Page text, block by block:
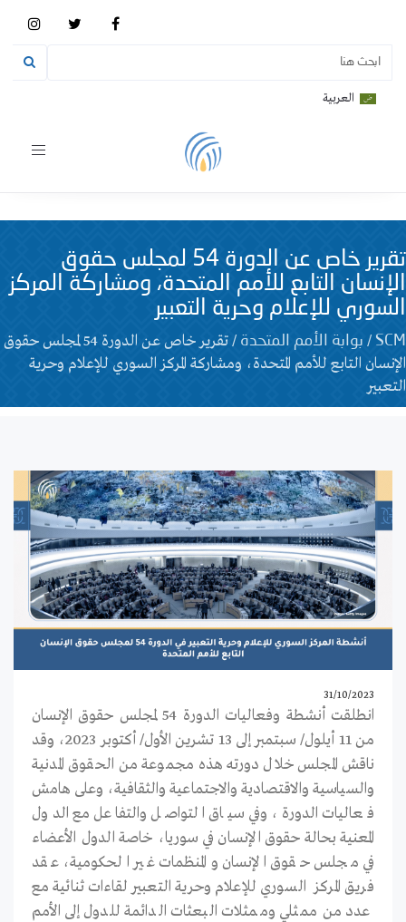
العربية
Toggle
تقرير خاص عن الدورة 54 لمجلس حقوق
الإنسان التابع للأمم المتحدة، ومشاركة المركز
السوري للإعلام وحرية التعبير
SCM
/ بوابة الأمم المتحدة /
تقرير خاص عن الدورة 54 لمجلس حقوق
الإنسان التابع للأمم المتحدة، ومشاركة المركز السوري للإعلام وحرية
التعبير
31/10/2023
انطلقت أنشطة وفعاليات الدورة 54 لمجلس حقوق الإنسان
من 11 أيلول/ سبتمبر إلى 13 تشرين الأول/ أكتوبر 2023، وقد
ناقش المجلس خلال دورته هذه مجموعة من الحقوق المدنية
والسياسية والاقتصادية والاجتماعية والثقافية، وعلى هامش
فعاليات الدورة، وفي سياق التواصل والتفاعل مع الدول
المعنية بحالة حقوق الإنسان في سوريا، خاصة الدول الأعضاء
في مجلس حقوق الإنسان والمنظمات غير الحكومية، عقد
فريق المركز السوري للإعلام وحرية التعبير لقاءات ثنائية مع
عدد من ممثلي وممثلات البعثات الدائمة للدول إلى الأمم